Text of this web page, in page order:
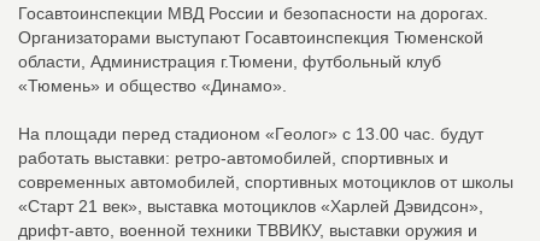
Госавтоинспекции МВД России и безопасности на дорогах.
Организаторами выступают Госавтоинспекция Тюменской
области, Администрация г.Тюмени, футбольный клуб
«Тюмень» и общество «Динамо».
На площади перед стадионом «Геолог» с 13.00 час. будут
работать выставки: ретро-автомобилей, спортивных и
современных автомобилей, спортивных мотоциклов от школы
«Старт 21 век», выставка мотоциклов «Харлей Дэвидсон»,
дрифт-авто, военной техники ТВВИКУ, выставки оружия и